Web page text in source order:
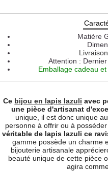
Ce bijou en lapis lazuli avec
une pièce d'artisanat
unique, il est donc unique
personne à offrir ou à
véritable de lapis lazuli ce
gamme possède un charme
bijouterie artisanale
beauté unique de cette pièce
agira
Matière
Attention :
Emballage cadeau